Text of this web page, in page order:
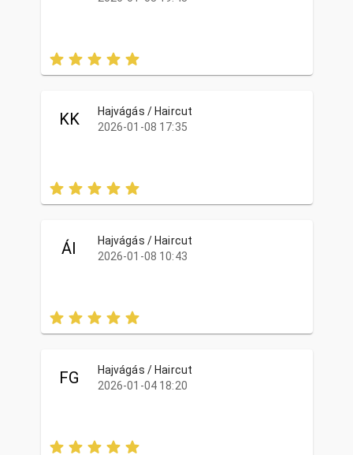
KK
Hajvágás / Haircut
2026-01-08 17:35
ÁI
Hajvágás / Haircut
2026-01-08 10:43
FG
Hajvágás / Haircut
2026-01-04 18:20